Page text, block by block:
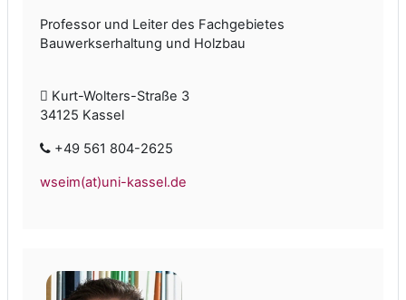
Professor und Leiter des Fachgebietes
Bauwerkserhaltung und Holzbau
Kurt-Wolters-Straße 3
34125 Kassel
+49 561 804-2625
wseim(at)uni-kassel.de